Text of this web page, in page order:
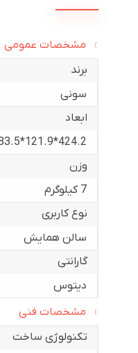
مشخصات عمومی
برند
سونی
ابعاد
424.2*121.9*383.5 میلی متر
وزن
7 کیلوگرم
نوع کاربری
سالن همایش
گارانتی
دیتوس
مشخصات فنی
تکنولوژی ساخت